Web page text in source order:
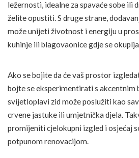
ležernosti, idealne za spavaće sobe ili
želite opustiti. S druge strane,
može unijeti životnost i energiju u
kuhinje ili blagovaonice gdje se
Ako se bojite da će vaš prostor
bojte se eksperimentirati s akcentnim
svijetloplavi zid može poslužiti kao
crvene jastuke ili umjetnička djela.
promijeniti cjelokupni izgled i osjećaj
potpunom renovacijom.